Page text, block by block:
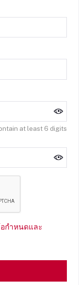
at least 6 digits
กำหนดและ